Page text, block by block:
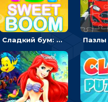
Сладкий бум: тапнуть, чтобы взорвать желейки - головоломка